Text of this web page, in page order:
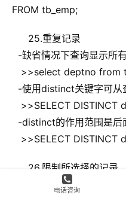
FROM tb_emp;
25.重复记录
-缺省情况下查询显示所
>>select deptno from
-使用distinct关键字可从
>>SELECT DISTINCT
-distinct的作用范围是后
>>SELECT DISTINCT
26.限制所选择的记录
-使用where子句限定返回
电话咨询